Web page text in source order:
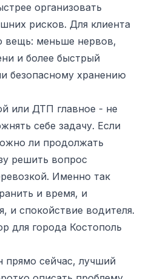
организовать
рисков. Для клиента
вещь: меньше нервов,
и более быстрый
безопасному хранению
или ДТП главное - не
себе задачу. Если
ли продолжать
решить вопрос
Именно так
и время, и
и спокойствие водителя.
для города Костополь
прямо сейчас, лучший